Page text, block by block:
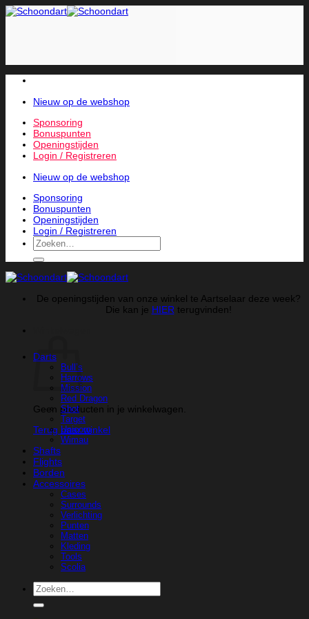
Skip
Nieuw op de webshop
Sponsoring
Bonuspunten
Openingstijden
Login / Registreren
Nieuw op de webshop
Sponsoring
Bonuspunten
Openingstijden
Login / Registreren
Zoeken
naar:
De openingstijden van onze winkel te Aartselaar deze week?
Die kan je HIER terugvinden!
Geen producten in je winkelwagen.
Terug naar winkel
Darts
Bull’s
Harrows
Mission
Red Dragon
Shot
Target
Unicorn
Wimau
Shafts
Flights
Borden
Accessoires
Cases
Surrounds
Verlichting
Punten
Matten
Kleding
Tools
Scolia
Zoeken
naar: